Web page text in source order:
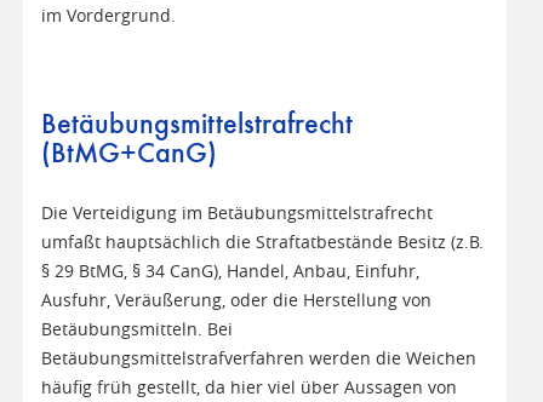
im Vordergrund.
Betäubungsmittelstrafrecht
(BtMG+CanG)
Die Verteidigung im Betäubungsmittelstrafrecht
umfaßt hauptsächlich die Straftatbestände Besitz (z.B.
§ 29 BtMG, § 34 CanG), Handel, Anbau, Einfuhr,
Ausfuhr, Veräußerung, oder die Herstellung von
Betäubungsmitteln. Bei
Betäubungsmittelstrafverfahren werden die Weichen
häufig früh gestellt, da hier viel über Aussagen von